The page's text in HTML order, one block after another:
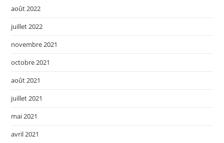
août 2022
juillet 2022
novembre 2021
octobre 2021
août 2021
juillet 2021
mai 2021
avril 2021